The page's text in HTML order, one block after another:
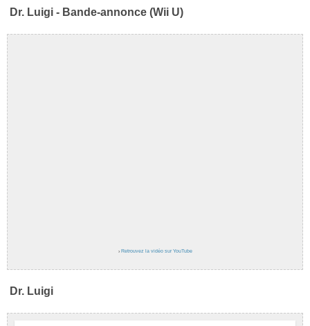
Dr. Luigi - Bande-annonce (Wii U)
› Retrouvez la vidéo sur YouTube
Dr. Luigi